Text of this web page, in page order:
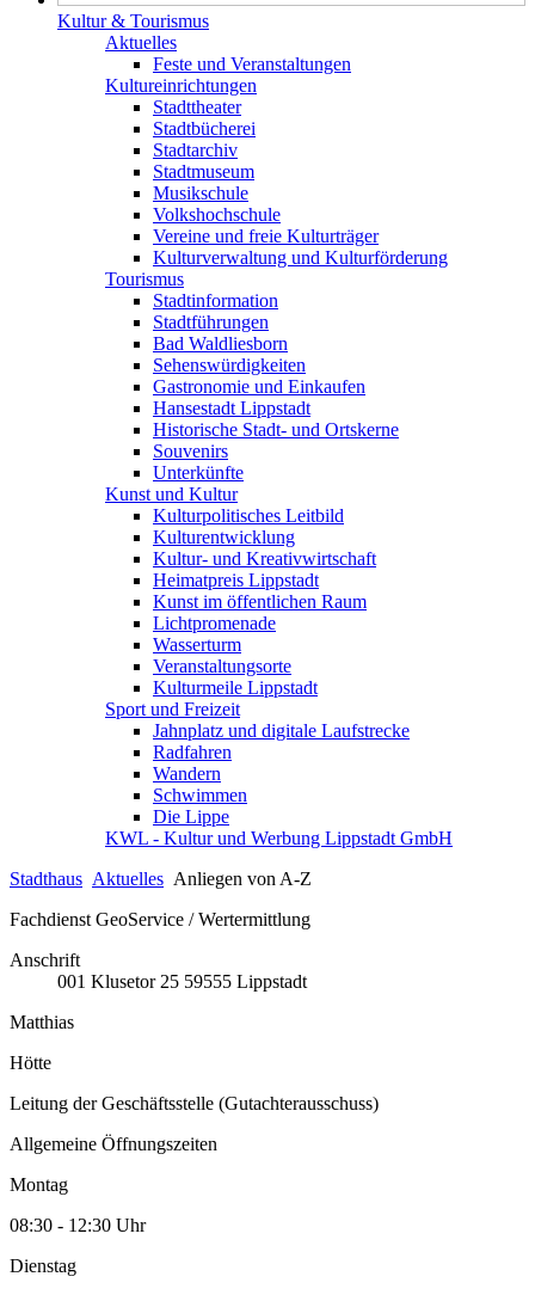
Kultur & Tourismus
Aktuelles
Feste und Veranstaltungen
Kultureinrichtungen
Stadttheater
Stadtbücherei
Stadtarchiv
Stadtmuseum
Musikschule
Volkshochschule
Vereine und freie Kulturträger
Kulturverwaltung und Kulturförderung
Tourismus
Stadtinformation
Stadtführungen
Bad Waldliesborn
Sehenswürdigkeiten
Gastronomie und Einkaufen
Hansestadt Lippstadt
Historische Stadt- und Ortskerne
Souvenirs
Unterkünfte
Kunst und Kultur
Kulturpolitisches Leitbild
Kulturentwicklung
Kultur- und Kreativwirtschaft
Heimatpreis Lippstadt
Kunst im öffentlichen Raum
Lichtpromenade
Wasserturm
Veranstaltungsorte
Kulturmeile Lippstadt
Sport und Freizeit
Jahnplatz und digitale Laufstrecke
Radfahren
Wandern
Schwimmen
Die Lippe
KWL - Kultur und Werbung Lippstadt GmbH
Stadthaus Aktuelles Anliegen von A-Z
Fachdienst GeoService / Wertermittlung
Anschrift
001 Klusetor 25 59555 Lippstadt
Matthias
Hötte
Leitung der Geschäftsstelle (Gutachterausschuss)
Allgemeine Öffnungszeiten
Montag
08:30 - 12:30 Uhr
Dienstag